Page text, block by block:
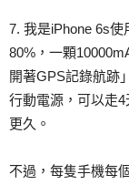
7. 我是iPhone 6s
80%，一顆
開著GPS記錄航跡
行動電源，可以走
更久。
不過，每隻手機每